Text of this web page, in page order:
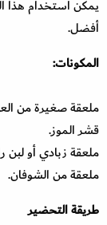
يمكن استخدام هذا
أفضل.
المكونات:
ملعقة صغيرة من
قشر الموز.
ملعقة زبادي أو لبن
ملعقة من الشوفان.
طريقة التحضير